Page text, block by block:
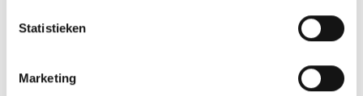
Statistieken
Marketing
Abonneer